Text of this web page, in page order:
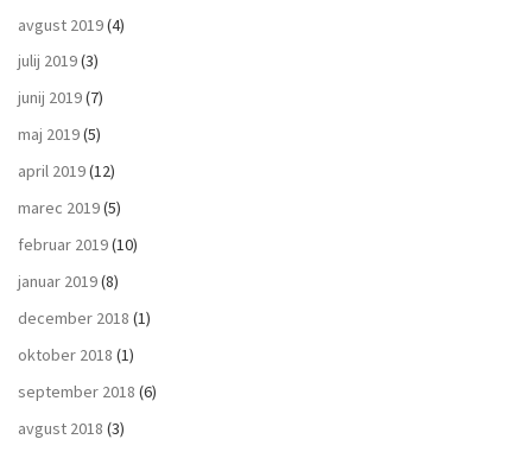
avgust 2019(4)
julij 2019(3)
junij 2019(7)
maj 2019(5)
april 2019(12)
marec 2019(5)
februar 2019(10)
januar 2019(8)
december 2018 (1)
oktober 2018 (1)
september 2018 (6)
avgust 2018 (3)